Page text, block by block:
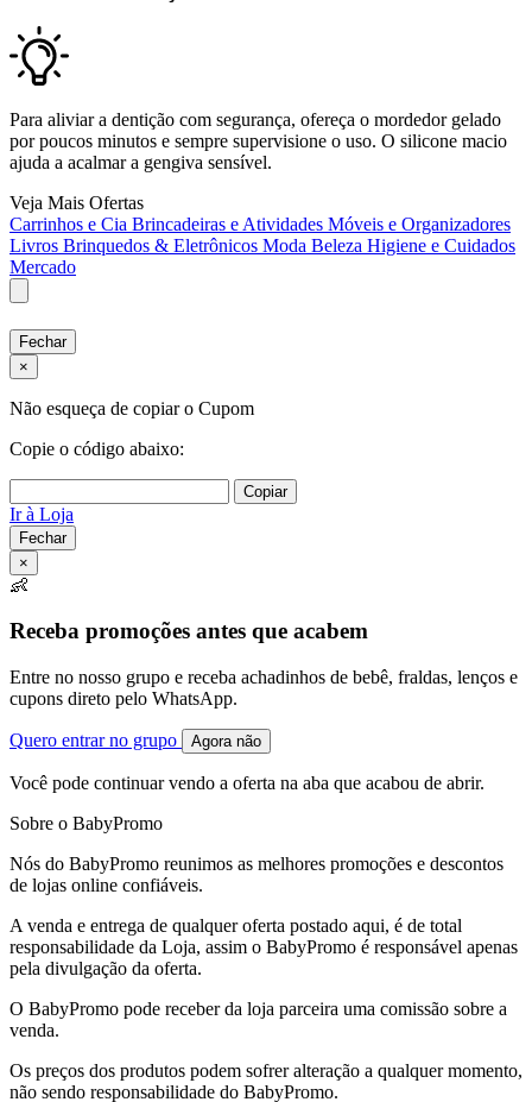
Para aliviar a dentição com segurança, ofereça o mordedor gelado
por poucos minutos e sempre supervisione o uso. O silicone macio
ajuda a acalmar a gengiva sensível.
Veja Mais Ofertas
Carrinhos e Cia Brincadeiras e Atividades Móveis e Organizadores
Livros Brinquedos & Eletrônicos Moda Beleza Higiene e Cuidados
Mercado
Fechar
×
Não esqueça de copiar o Cupom
Copie o código abaixo:
Copiar
Ir à Loja
Fechar
×
👶
Receba promoções antes que acabem
Entre no nosso grupo e receba achadinhos de bebê, fraldas, lenços e
cupons direto pelo WhatsApp.
Quero entrar no grupo Agora não
Você pode continuar vendo a oferta na aba que acabou de abrir.
Sobre o BabyPromo
Nós do BabyPromo reunimos as melhores promoções e descontos
de lojas online confiáveis.
A venda e entrega de qualquer oferta postado aqui, é de total
responsabilidade da Loja, assim o BabyPromo é responsável apenas
pela divulgação da oferta.
O BabyPromo pode receber da loja parceira uma comissão sobre a
venda.
Os preços dos produtos podem sofrer alteração a qualquer momento,
não sendo responsabilidade do BabyPromo.